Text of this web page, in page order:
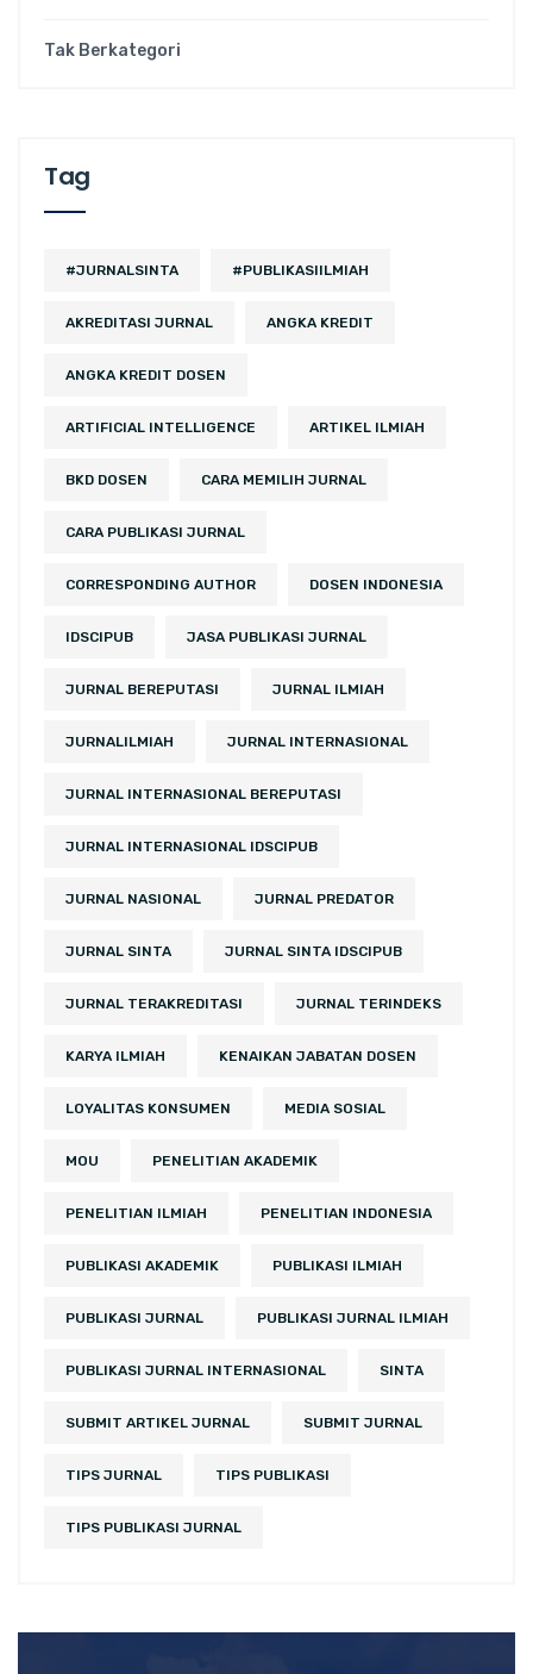
Tak Berkategori
Tag
#JURNALSINTA #PUBLIKASIILMIAH
AKREDITASI JURNAL ANGKA KREDIT
ANGKA KREDIT DOSEN
ARTIFICIAL INTELLIGENCE ARTIKEL ILMIAH
BKD DOSEN CARA MEMILIH JURNAL
CARA PUBLIKASI JURNAL
CORRESPONDING AUTHOR DOSEN INDONESIA
IDSCIPUB JASA PUBLIKASI JURNAL
JURNAL BEREPUTASI JURNAL ILMIAH
JURNALILMIAH JURNAL INTERNASIONAL
JURNAL INTERNASIONAL BEREPUTASI
JURNAL INTERNASIONAL IDSCIPUB
JURNAL NASIONAL JURNAL PREDATOR
JURNAL SINTA JURNAL SINTA IDSCIPUB
JURNAL TERAKREDITASI JURNAL TERINDEKS
KARYA ILMIAH KENAIKAN JABATAN DOSEN
LOYALITAS KONSUMEN MEDIA SOSIAL
MOU PENELITIAN AKADEMIK
PENELITIAN ILMIAH PENELITIAN INDONESIA
PUBLIKASI AKADEMIK PUBLIKASI ILMIAH
PUBLIKASI JURNAL PUBLIKASI JURNAL ILMIAH
PUBLIKASI JURNAL INTERNASIONAL SINTA
SUBMIT ARTIKEL JURNAL SUBMIT JURNAL
TIPS JURNAL TIPS PUBLIKASI
TIPS PUBLIKASI JURNAL